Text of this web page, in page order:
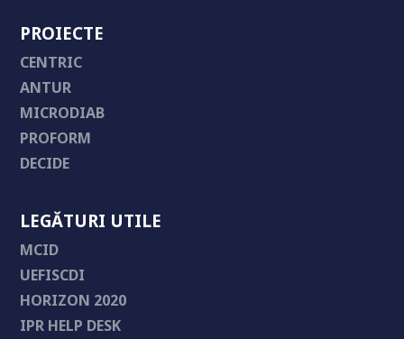
PROIECTE
CENTRIC
ANTUR
MICRODIAB
PROFORM
DECIDE
LEGĂTURI UTILE
MCID
UEFISCDI
HORIZON 2020
IPR HELP DESK